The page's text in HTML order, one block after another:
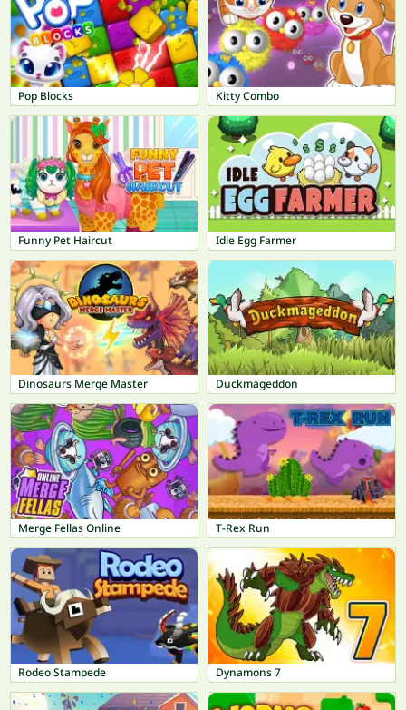
Pop Blocks Kitty Combo
Funny Pet Haircut Idle Egg Farmer
Dinosaurs Merge Master Duckmageddon
Merge Fellas Online T-Rex Run
Rodeo Stampede Dynamons 7